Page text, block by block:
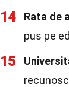
14 Rata de
pus pe
15